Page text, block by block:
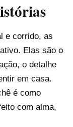
e corrido, as
Elas são o
o detalhe
em casa.
é como
com alma,